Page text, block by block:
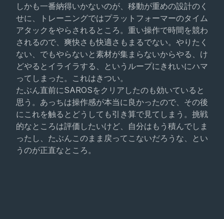
しかも一番納得いかないのが、移動が重めの設計のく
せに、トレーニングではプラットフォーマーのタイム
アタックをやらされるところ。重い操作で時間を競わ
されるので、爽快さも快適さもまるでない。やりたく
ない、でもやらないと素材が集まらないからやる、け
どやるとイライラする、というループにきれいにハマ
ってしまった。これはきつい。
たぶん直前にSAROSをクリアしたのも効いていると
思う。あっちは操作感が本当に良かったので、その後
にこれを触るとどうしても引き算で見てしまう。挑戦
的なところは評価したいけど、自分はもう積んでしま
ったし、たぶんこのまま戻ってこないだろうな、とい
うのが正直なところ。